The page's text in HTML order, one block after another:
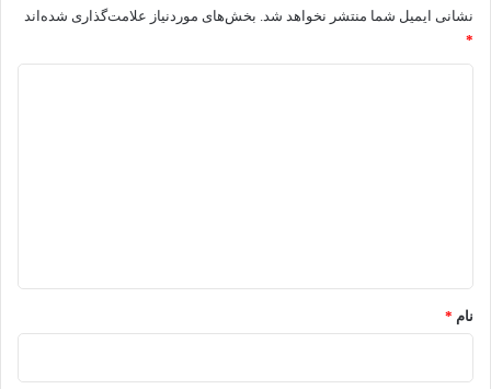
نشانی ایمیل شما منتشر نخواهد شد. بخش‌های موردنیاز علامت‌گذاری شده‌اند
*
نام *